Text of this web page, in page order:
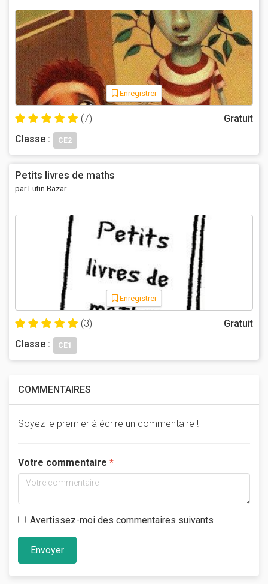
Enregistrer
(7)
Gratuit
Classe :
CE2
Petits livres de maths
par Lutin Bazar
Enregistrer
(3)
Gratuit
Classe :
CE1
COMMENTAIRES
Soyez le premier à écrire un commentaire !
Votre commentaire
Avertissez-moi des commentaires suivants
Envoyer